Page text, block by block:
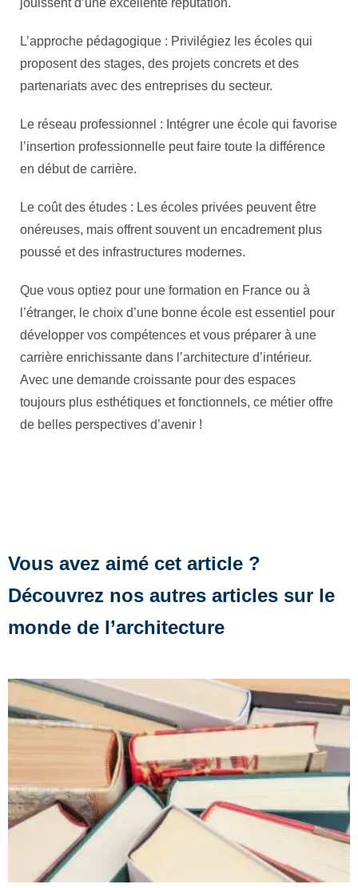
jouissent d’une excellente réputation.
L’approche pédagogique : Privilégiez les écoles qui
proposent des stages, des projets concrets et des
partenariats avec des entreprises du secteur.
Le réseau professionnel : Intégrer une école qui favorise
l’insertion professionnelle peut faire toute la différence
en début de carrière.
Le coût des études : Les écoles privées peuvent être
onéreuses, mais offrent souvent un encadrement plus
poussé et des infrastructures modernes.
Que vous optiez pour une formation en France ou à
l’étranger, le choix d’une bonne école est essentiel pour
développer vos compétences et vous préparer à une
carrière enrichissante dans l’architecture d’intérieur.
Avec une demande croissante pour des espaces
toujours plus esthétiques et fonctionnels, ce métier offre
de belles perspectives d’avenir !
Vous avez aimé cet article ?
Découvrez nos autres articles sur le
monde de l’architecture